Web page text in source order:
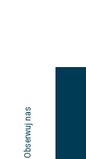
Obserwuj nas